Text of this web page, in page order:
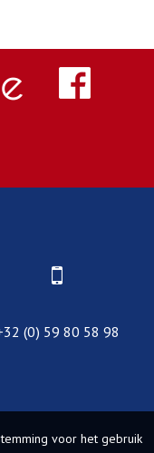
(0) 59 80 58 98
voor het gebruik